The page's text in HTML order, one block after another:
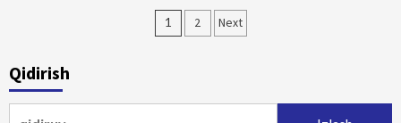
Maqolalar
1 2 Next
Qidirish